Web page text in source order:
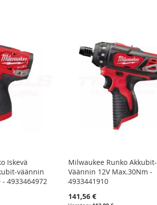
Iskevä
väännin
- 4933464972
Milwaukee Runko Akkubit-
Väännin 12V Max.30Nm -
4933441910
141,56 €